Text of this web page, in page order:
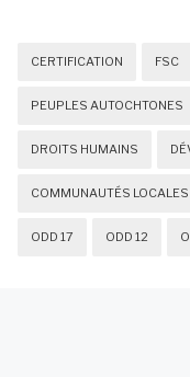
CERTIFICATION FSC
PEUPLES AUTOCHTONES
DROITS HUMAINS
COMMUNAUTÉS LOCALES
ODD 17 ODD 12